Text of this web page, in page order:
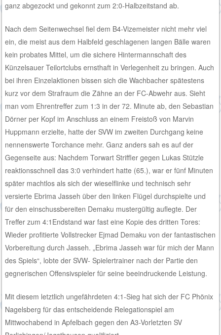
ganz abgezockt und gekonnt zum 2:0-Halbzeitstand ab.
Nach dem Seitenwechsel fiel dem B4-Vizemeister nicht mehr viel
ein, die meist aus dem Halbfeld geschlagenen langen Bälle waren
kein probates Mittel, um die sichere Hintermannschaft des
Künzelsauer Teilortclubs ernsthaft in Verlegenheit zu bringen. Auch
bei ihren Einzelaktionen bissen sich die Wachbacher spätestens
kurz vor dem Strafraum die Zähne an der FC-Abwehr aus. Sieht
man vom Ehrentreffer zum 1:3 in der 72. Minute ab, den Sebastian
Dörner per Kopf im Anschluss an einem Freistoß von Marvin
Huppmann erzielte, hatte der SVW im zweiten Durchgang keine
nennenswerte Torchance mehr. Ganz anders sah es auf der
Gegenseite aus: Nachdem Torwart Striffler gegen Lukas Stützle
reaktionsschnell das 3:0 verhindert hatte (65.), war er fünf Minuten
später machtlos als sich der wieselflinke und technisch sehr
versierte Ebrima Jasseh über den linken Flügel durchspielte und
für den einschussbereiten Demaku mustergültig auflegte. Der
Treffer zum 4:1Endstand war fast eine Kopie des dritten Tores:
Wieder profitierte Vollstrecker Ejmad Demaku von der fantastischen
Vorbereitung durch Jasseh. „Ebrima Jasseh war für mich der Mann
des Spiels“, lobte der SVW- Spielertrainer nach der Partie den
gegnerischen Offensivspieler für seine beeindruckende Leistung.
Mit diesem letztlich ungefährdeten 4:1-Sieg hat sich der FC Phönix
Nagelsberg für das entscheidende Relegationspiel am
Mittwochabend in Apfelbach gegen den A3-Vorletzten SV